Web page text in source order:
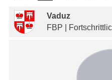
Vaduz
FBP |